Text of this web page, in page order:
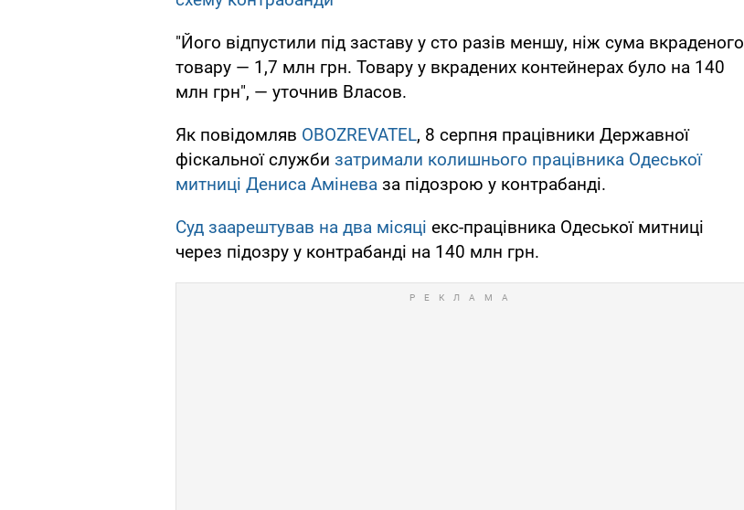
"Його відпустили під заставу у сто разів меншу, ніж сума вкраденого
товару — 1,7 млн ​​грн. Товару у вкрадених контейнерах було на 140
млн грн", — уточнив Власов.
Як повідомляв OBOZREVATEL, 8 серпня працівники Державної
фіскальної служби затримали колишнього працівника Одеської
митниці Дениса Амінева за підозрою у контрабанді.
Суд заарештував на два місяці екс-працівника Одеської митниці
через підозру у контрабанді на 140 млн грн.